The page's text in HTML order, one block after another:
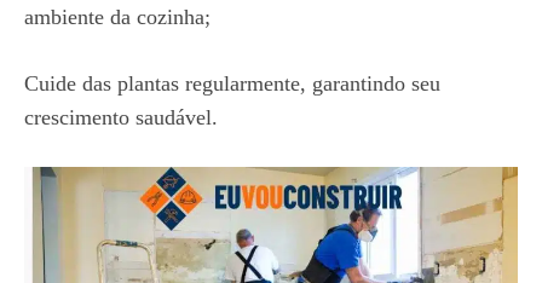
ambiente da cozinha;
Cuide das plantas regularmente, garantindo seu
crescimento saudável.